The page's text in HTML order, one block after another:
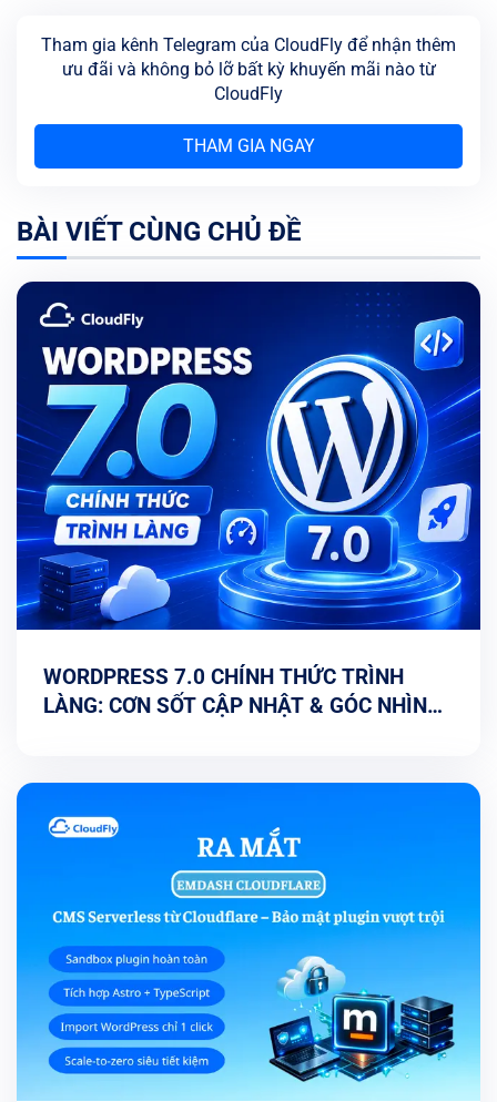
Tham gia kênh Telegram của CloudFly để nhận thêm
ưu đãi và không bỏ lỡ bất kỳ khuyến mãi nào từ
CloudFly
THAM GIA NGAY
BÀI VIẾT CÙNG CHỦ ĐỀ
WORDPRESS 7.0 CHÍNH THỨC TRÌNH
LÀNG: CƠN SỐT CẬP NHẬT & GÓC NHÌN